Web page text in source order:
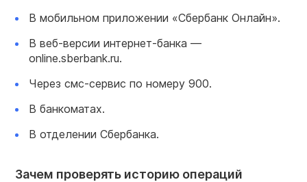
В мобильном приложении «Сбербанк Онлайн».
В веб-версии интернет-банка —
online.sberbank.ru.
Через смс-сервис по номеру 900.
В банкоматах.
В отделении Сбербанка.
Зачем проверять историю операций